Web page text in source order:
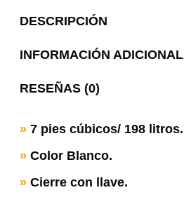
DESCRIPCIÓN
INFORMACIÓN ADICIONAL
RESEÑAS (0)
» 7 pies cúbicos/ 198 litros.
» Color Blanco.
» Cierre con llave.